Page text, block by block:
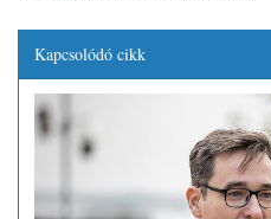
Kapcsolódó cikk